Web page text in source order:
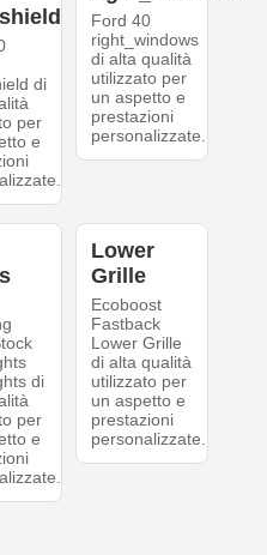
di
per
e
Ford 40
right_windows
di alta qualità
utilizzato per
un aspetto e
prestazioni
personalizzate.
di
per
e
Lower
Grille
Ecoboost
Fastback
Lower Grille
di alta qualità
utilizzato per
un aspetto e
prestazioni
personalizzate.